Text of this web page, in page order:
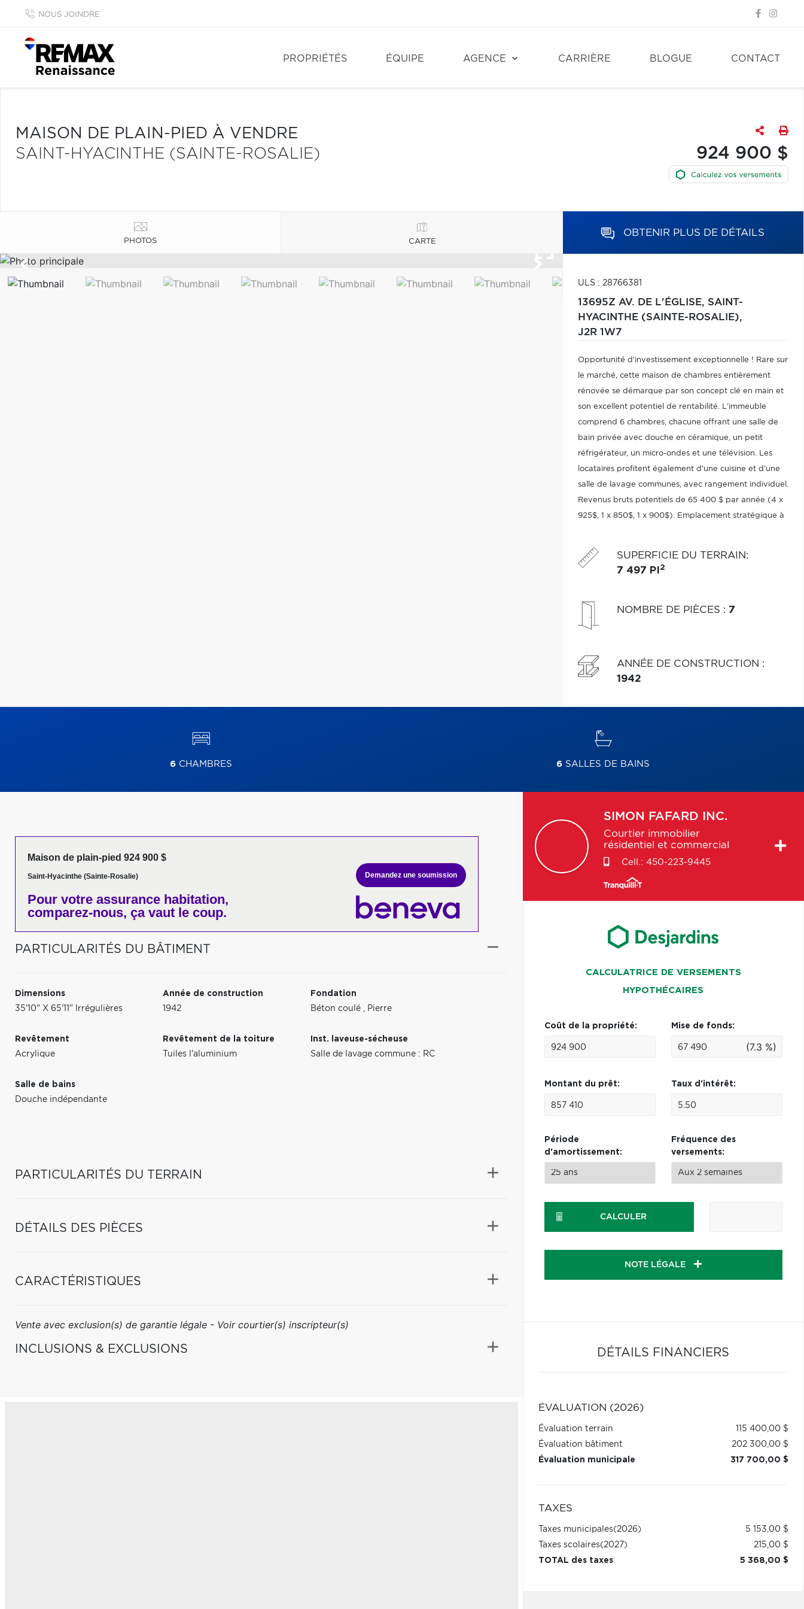
NOUS JOINDRE
PROPRIÉTÉS ÉQUIPE AGENCE CARRIÈRE BLOGUE CONTACT
MAISON DE PLAIN-PIED À VENDRE
SAINT-HYACINTHE (SAINTE-ROSALIE)
924 900 $
PHOTOS CARTE
OBTENIR PLUS DE DÉTAILS
ULS : 28766381
13695Z AV. DE L'ÉGLISE, SAINT-
HYACINTHE (SAINTE-ROSALIE),
J2R 1W7
Opportunité d'investissement exceptionnelle ! Rare sur
le marché, cette maison de chambres entièrement
rénovée se démarque par son concept clé en main et
son excellent potentiel de rentabilité. L'immeuble
comprend 6 chambres, chacune offrant une salle de
bain privée avec douche en céramique, un petit
réfrigérateur, un micro-ondes et une télévision. Les
locataires profitent également d'une cuisine et d'une
salle de lavage communes, avec rangement individuel.
Revenus bruts potentiels de 65 400 $ par année (4 x
925$, 1 x 850$, 1 x 900$). Emplacement stratégique à
manquer!
SUPERFICIE DU TERRAIN:
7 497 PI 2
NOMBRE DE PIÈCES : 7
ANNÉE DE CONSTRUCTION :
1942
6 CHAMBRES 6 SALLES DE BAINS
Maison de plain-pied 924 900 $
Saint-Hyacinthe (Sainte-Rosalie)
Pour votre assurance habitation,
comparez-nous, ça vaut le coup.
Demandez une soumission
PARTICULARITÉS DU BÂTIMENT
Dimensions
35'10" X 65'11" Irrégulières
Année de construction
1942
Fondation
Béton coulé , Pierre
Revêtement
Acrylique
Revêtement de la toiture
Tuiles l'aluminium
Inst. laveuse-sécheuse
Salle de lavage commune : RC
Salle de bains
Douche indépendante
PARTICULARITÉS DU TERRAIN
DÉTAILS DES PIÈCES
CARACTÉRISTIQUES
Vente avec exclusion(s) de garantie légale - Voir courtier(s) inscripteur(s)
INCLUSIONS & EXCLUSIONS
SIMON FAFARD INC.
Courtier immobilier
résidentiel et commercial
Cell.: 450-223-9445
CALCULATRICE DE VERSEMENTS
HYPOTHÉCAIRES
Coût de la propriété: Mise de fonds:
(7.3 %)
Montant du prêt: Taux d'intérêt:
Période
d'amortissement:
Fréquence des
versements:
CALCULER
NOTE LÉGALE
DÉTAILS FINANCIERS
ÉVALUATION (2026)
Évaluation terrain
115 400,00 $
Évaluation bâtiment
202 300,00 $
Évaluation municipale
317 700,00 $
TAXES
Taxes municipales(2026)
5 153,00 $
Taxes scolaires(2027)
215,00 $
TOTAL des taxes
5 368,00 $